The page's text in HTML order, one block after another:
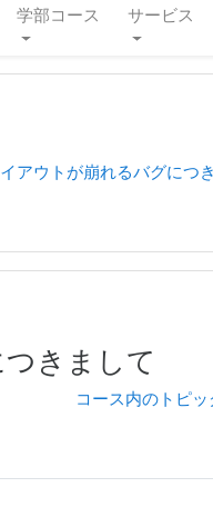
学部コース サービス
アウトが崩れるバグにつ
きまして
コース内のトピ